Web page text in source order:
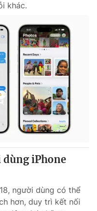
khác.
dùng iPhone
người dùng có thể
hơn, duy trì kết nối